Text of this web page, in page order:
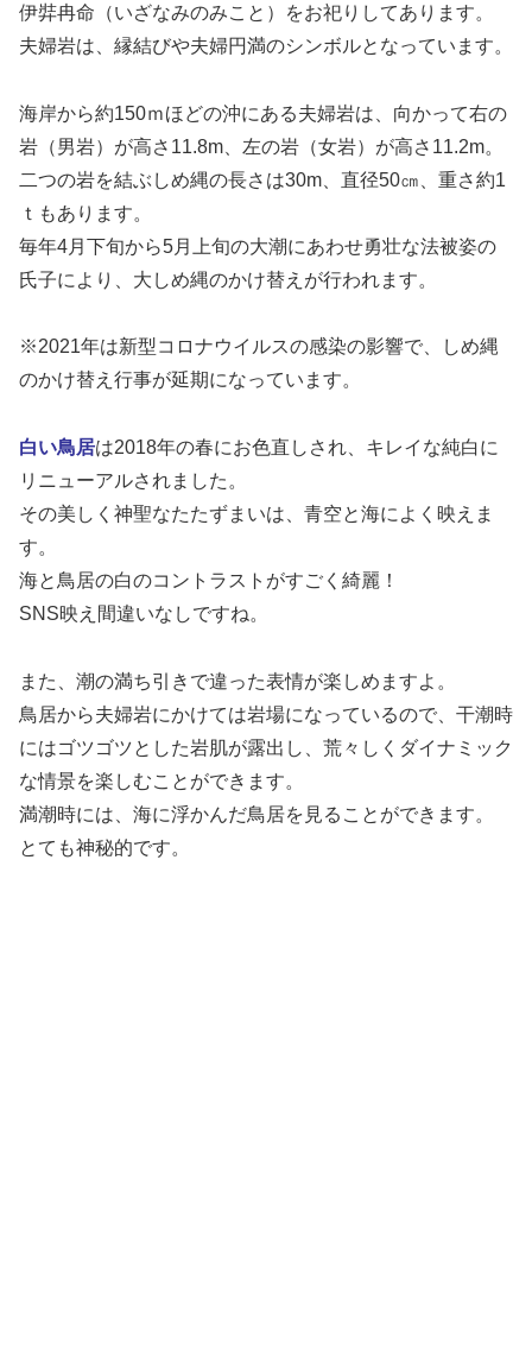
伊弉冉命（いざなみのみこと）をお祀りしてあります。
夫婦岩は、縁結びや夫婦円満のシンボルとなっています。
海岸から約150ｍほどの沖にある夫婦岩は、向かって右の
岩（男岩）が高さ11.8m、左の岩（女岩）が高さ11.2m。
二つの岩を結ぶしめ縄の長さは30m、直径50㎝、重さ約1
ｔもあります。
毎年4月下旬から5月上旬の大潮にあわせ勇壮な法被姿の
氏子により、大しめ縄のかけ替えが行われます。
※2021年は新型コロナウイルスの感染の影響で、しめ縄
のかけ替え行事が延期になっています。
白い鳥居は2018年の春にお色直しされ、キレイな純白に
リニューアルされました。
その美しく神聖なたたずまいは、青空と海によく映えま
す。
海と鳥居の白のコントラストがすごく綺麗！
SNS映え間違いなしですね。
また、潮の満ち引きで違った表情が楽しめますよ。
鳥居から夫婦岩にかけては岩場になっているので、干潮時
にはゴツゴツとした岩肌が露出し、荒々しくダイナミック
な情景を楽しむことができます。
満潮時には、海に浮かんだ鳥居を見ることができます。
とても神秘的です。